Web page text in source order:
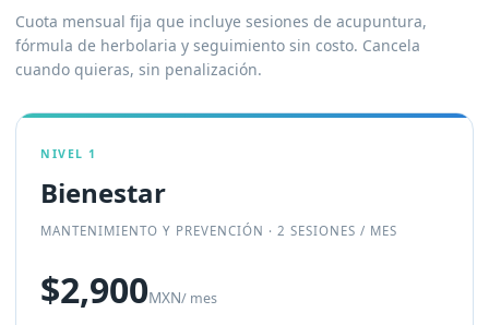
Cuota mensual fija que incluye sesiones de acupuntura,
fórmula de herbolaria y seguimiento sin costo. Cancela
cuando quieras, sin penalización.
NIVEL 1
Bienestar
MANTENIMIENTO Y PREVENCIÓN · 2 SESIONES / MES
$2,900MXN/ mes